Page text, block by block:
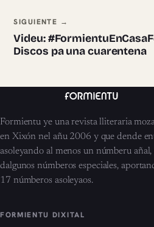
SIGUIENTE →
Videu:
Discos pa una cuarentena
Formientu ye una revista lliteraria
en Xixón nel añu 2006 y que dende
asoleyando al menos un númberu añal,
dalgunos númberos especiales,
17 númberos asoleyaos.
FORMIENTU DIXITAL